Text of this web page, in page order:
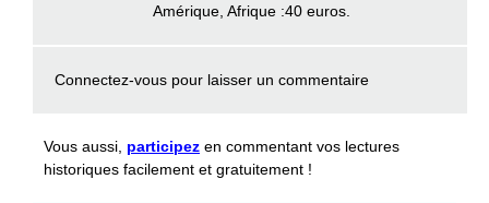
Amérique, Afrique :40 euros.
Connectez-vous pour laisser un commentaire
Vous aussi, participez en commentant vos lectures
historiques facilement et gratuitement !